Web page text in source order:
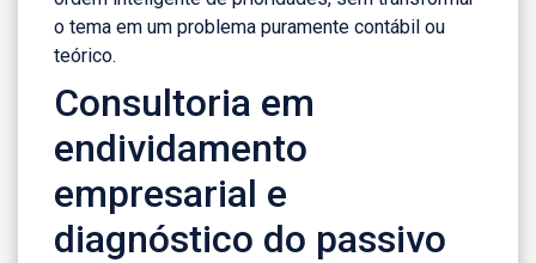
o tema em um problema puramente contábil ou
teórico.
Consultoria em
endividamento
empresarial e
diagnóstico do passivo